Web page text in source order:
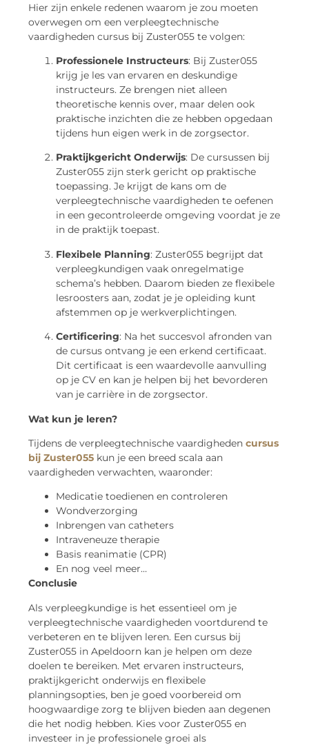
Hier zijn enkele redenen waarom je zou moeten
overwegen om een verpleegtechnische
vaardigheden cursus bij Zuster055 te volgen:
Professionele Instructeurs: Bij Zuster055
krijg je les van ervaren en deskundige
instructeurs. Ze brengen niet alleen
theoretische kennis over, maar delen ook
praktische inzichten die ze hebben opgedaan
tijdens hun eigen werk in de zorgsector.
Praktijkgericht Onderwijs: De cursussen bij
Zuster055 zijn sterk gericht op praktische
toepassing. Je krijgt de kans om de
verpleegtechnische vaardigheden te oefenen
in een gecontroleerde omgeving voordat je ze
in de praktijk toepast.
Flexibele Planning: Zuster055 begrijpt dat
verpleegkundigen vaak onregelmatige
schema’s hebben. Daarom bieden ze flexibele
lesroosters aan, zodat je je opleiding kunt
afstemmen op je werkverplichtingen.
Certificering: Na het succesvol afronden van
de cursus ontvang je een erkend certificaat.
Dit certificaat is een waardevolle aanvulling
op je CV en kan je helpen bij het bevorderen
van je carrière in de zorgsector.
Wat kun je leren?
Tijdens de verpleegtechnische vaardigheden cursus
bij Zuster055 kun je een breed scala aan
vaardigheden verwachten, waaronder:
Medicatie toedienen en controleren
Wondverzorging
Inbrengen van catheters
Intraveneuze therapie
Basis reanimatie (CPR)
En nog veel meer…
Conclusie
Als verpleegkundige is het essentieel om je
verpleegtechnische vaardigheden voortdurend te
verbeteren en te blijven leren. Een cursus bij
Zuster055 in Apeldoorn kan je helpen om deze
doelen te bereiken. Met ervaren instructeurs,
praktijkgericht onderwijs en flexibele
planningsopties, ben je goed voorbereid om
hoogwaardige zorg te blijven bieden aan degenen
die het nodig hebben. Kies voor Zuster055 en
investeer in je professionele groei als